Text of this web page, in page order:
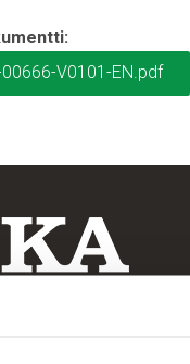
00666-V0101-EN.pdf